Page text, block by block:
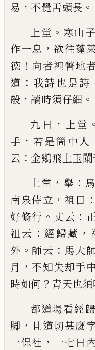
易 ， 不覺舌頭長 。
上堂 。 寒山
作一息 ，欲往蓬
德 ！ 向者裡瞥地
道 ： 我詩也是詩
般 ， 讀時須仔細 。
九日 ， 上堂 。
手 ， 若是箇中人
云 ： 金鷄飛上玉䦨
上堂 ， 舉 ：
南泉侍立 ， 祖曰 ：
好脩行 。 丈云 ：
祖云 ： 經歸藏 ，
外 。 師云 ： 馬大
月 ，不知失却手
時如何 ？ 青天也
都道場看經歸
脚 ， 且道切甚麼
一保社 ， 一七日